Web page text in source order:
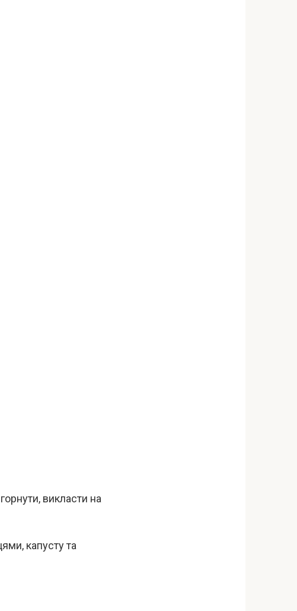
викласти на
капусту та